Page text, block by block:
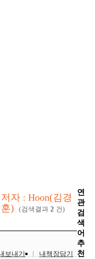
저자 : Hoon(김경
훈)
(검색결과 2 건)
보내기
내책장담기
연
관
검
색
어
추
천